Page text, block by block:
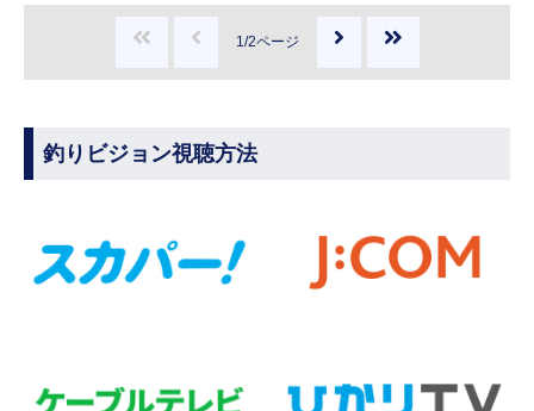
1/2ページ
釣りビジョン視聴方法